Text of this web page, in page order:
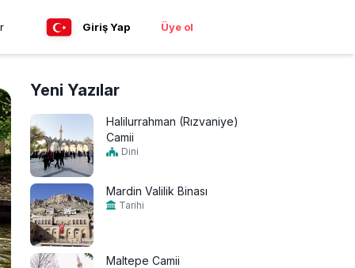
Giriş Yap Üye ol
Yeni Yazılar
Halilurrahman (Rızvaniye)
Camii
Dini
Mardin Valilik Binası
Tarihi
Maltepe Camii